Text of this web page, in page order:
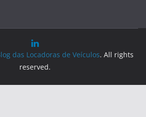
das Locadoras de Veículos. All rights
reserved.